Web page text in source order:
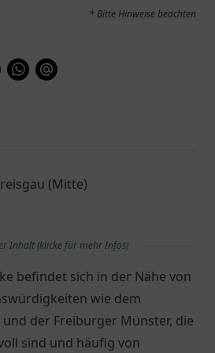
* Bitte Hinweise beachten
(Mitte)
Inhalt (klicke für mehr Infos)
befindet sich in der Nähe von
wie dem
der Freiburger Münster, die
sind und häufig von